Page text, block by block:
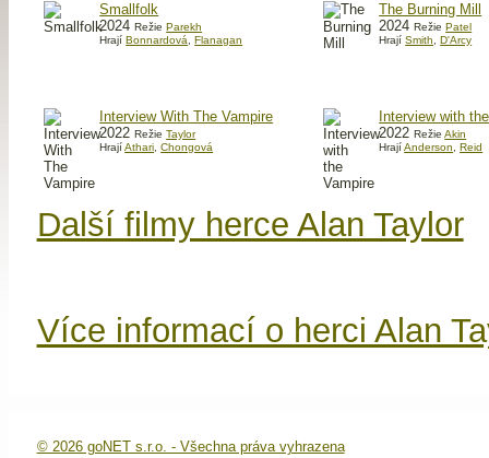
Smallfolk
2024RežieParekh
HrajíBonnardová,Flanagan
The Burning Mill
2024RežiePatel
HrajíSmith,D'Arcy
Interview With The Vampire
2022RežieTaylor
HrajíAthari ,Chongová
Interview with
2022RežieAkin
HrajíAnderson ,Reid
Další filmy herce Alan Taylor
Více informací o herci Alan
© 2026 goNET s.r.o. - Všechna práva vyhrazena